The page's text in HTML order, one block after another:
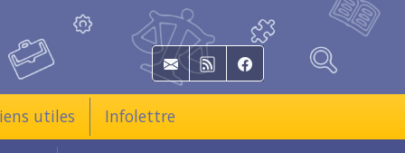
E-mail RSS Facebook
utiles Infolettre